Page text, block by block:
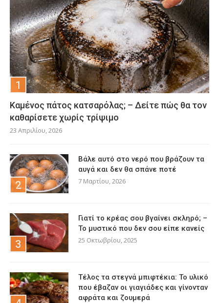
Καμένος πάτος κατσαρόλας; – Δείτε πώς θα τον
καθαρίσετε χωρίς τρίψιμο
23 Απριλίου, 2026
Βάλε αυτό στο νερό που βράζουν τα
αυγά και δεν θα σπάνε ποτέ
7 Μαρτίου, 2026
Γιατί το κρέας σου βγαίνει σκληρό; –
Το μυστικό που δεν σου είπε κανείς
25 Οκτωβρίου, 2025
Τέλος τα στεγνά μπιφτέκια: Το υλικό
που έβαζαν οι γιαγιάδες και γίνονταν
αφράτα και ζουμερά